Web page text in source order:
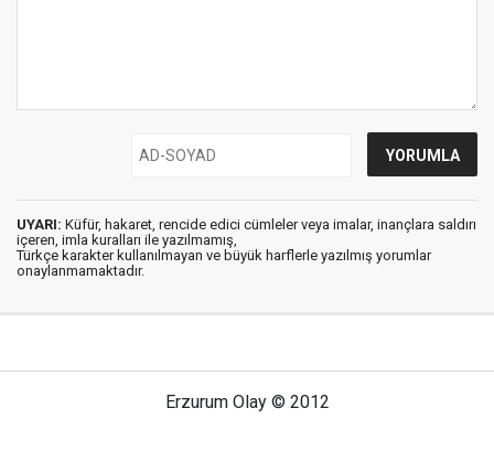
UYARI: Küfür, hakaret, rencide edici cümleler veya imalar, inançlara saldırı
içeren, imla kuralları ile yazılmamış,
Türkçe karakter kullanılmayan ve büyük harflerle yazılmış yorumlar
onaylanmamaktadır.
Erzurum Olay © 2012